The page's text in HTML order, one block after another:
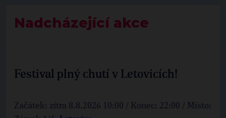
Nadcházející akce
Festival plný chutí v Letovicích!
Začátek: zítra 8.8.2026 10:00 / Konec: 22:00 / Místo: